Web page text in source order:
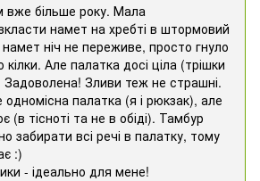
вже більше року. Мала
намет на хребті в штормовий
ніч не переживе, просто гнуло
Але палатка досі ціла (трішки
Задоволена! Зливи теж не страшні.
палатка (я і рюкзак), але
(в тісноті та не в обіді). Тамбур
забирати всі речі в палатку, тому
:)
- ідеально для мене!